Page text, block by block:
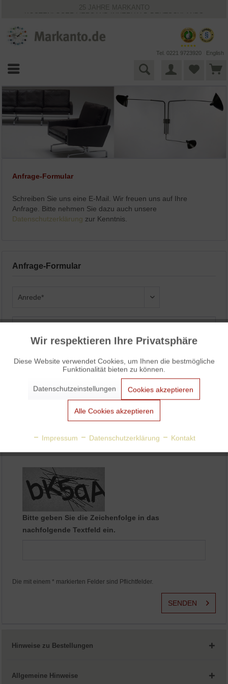
25 JAHRE MARKANTO
KOSTENLOSER VERSAND INNERHALB DEUTSCHLANDS
VIELFÄLTIGE ZAHLUNGSMÖGLICHKEITEN
BESTPRICE-GARANTIE
Tel. 0221 9723920 English
Anfrage-Formular
Schreiben Sie uns eine E-Mail. Wir freuen uns auf Ihre
Anfrage. Bitte nehmen Sie dazu auch unsere
Datenschutzerklärung zur Kenntnis.
Anfrage-Formular
Bitte geben Sie die Zeichenfolge in das
nachfolgende Textfeld ein.
Die mit einem * markierten Felder sind Pflichtfelder.
SENDEN
Hinweise zu Bestellungen
Allgemeine Hinweise
Funktionale Aktiv
Aktiv
Aktiv
Personalisierung
Wir respektieren Ihre Privatsphäre
Diese Website verwendet Cookies, um Ihnen die bestmögliche
Funktionalität bieten zu können.
Datenschutzeinstellungen Cookies akzeptieren
Alle Cookies akzeptieren
Impressum Datenschutzerklärung Kontakt